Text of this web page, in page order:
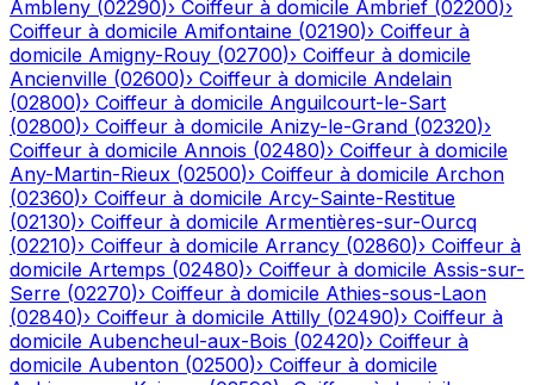
Ambleny (02290)› Coiffeur à domicile Ambrief (02200)›
Coiffeur à domicile Amifontaine (02190)› Coiffeur à
domicile Amigny-Rouy (02700)› Coiffeur à domicile
Ancienville (02600)› Coiffeur à domicile Andelain
(02800)› Coiffeur à domicile Anguilcourt-le-Sart
(02800)› Coiffeur à domicile Anizy-le-Grand (02320)›
Coiffeur à domicile Annois (02480)› Coiffeur à domicile
Any-Martin-Rieux (02500)› Coiffeur à domicile Archon
(02360)› Coiffeur à domicile Arcy-Sainte-Restitue
(02130)› Coiffeur à domicile Armentières-sur-Ourcq
(02210)› Coiffeur à domicile Arrancy (02860)› Coiffeur à
domicile Artemps (02480)› Coiffeur à domicile Assis-sur-
Serre (02270)› Coiffeur à domicile Athies-sous-Laon
(02840)› Coiffeur à domicile Attilly (02490)› Coiffeur à
domicile Aubencheul-aux-Bois (02420)› Coiffeur à
domicile Aubenton (02500)› Coiffeur à domicile